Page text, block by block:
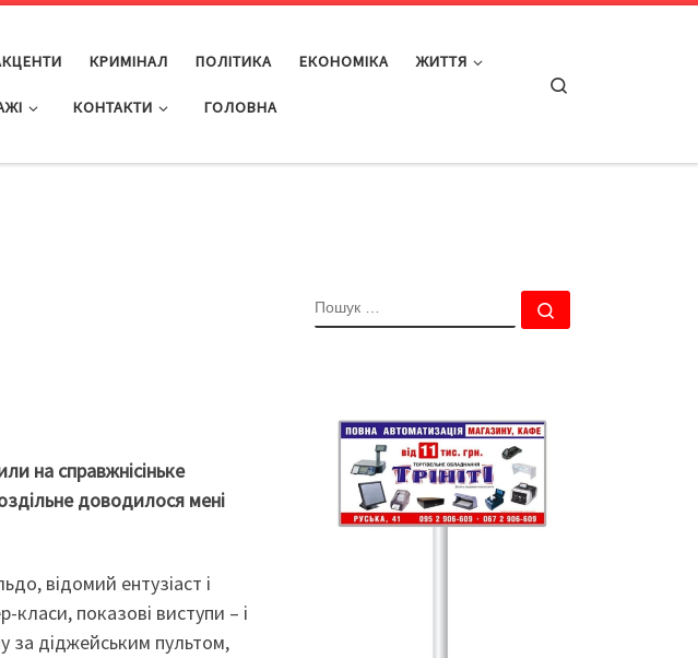
КРИМІНАЛ ПОЛІТИКА ЕКОНОМІКА ЖИТТЯ
КОНТАКТИ ГОЛОВНА
на справжнісіньке
доводилося мені
відомий ентузіаст і
показові виступи – і
за діджейським пультом,
ПОШУК